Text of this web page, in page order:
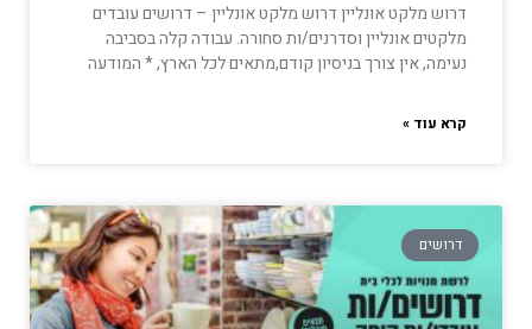
דרוש מלקט אונליין דרוש מלקט אונליין – דרושים עובדים
מלקטים אונליין וסדרנים/ות סחורה. עבודה קלה בסביבה
נעימה, אין צורך בניסיון קודם,מתאים לכל הארץ, * המודעה
קרא עוד »
דרושים